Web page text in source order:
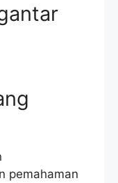
pemahaman